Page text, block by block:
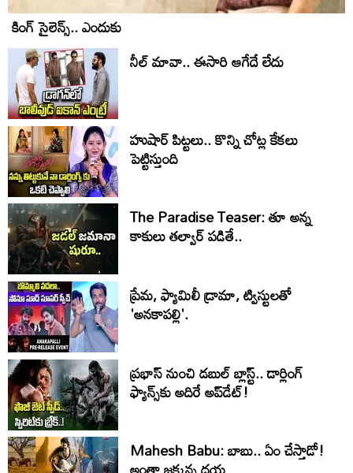
కింగ్ సైలెన్స్.. ఎందుకు
నీల్ మావా.. ఈసారి ఆగేదే లేదు
హుషార్‌ పిట్టలు.. కొన్ని చోట్ల కేకలు
పెట్టిస్తుంది
The Paradise Teaser: తూ అన్న
కాకులు తల్వార్ పడితే..
ప్రేమ, ఫ్యామిలీ డ్రామా, ట్విస్టులతో
'అనకాపల్లి'.
ప్రభాస్ నుంచి డబుల్ బ్లాస్ట్.. డార్లింగ్
ఫ్యాన్స్‌కు అదిరే అప్‌డేట్!
Mahesh Babu: బాబు.. ఏం చేస్తాడో!